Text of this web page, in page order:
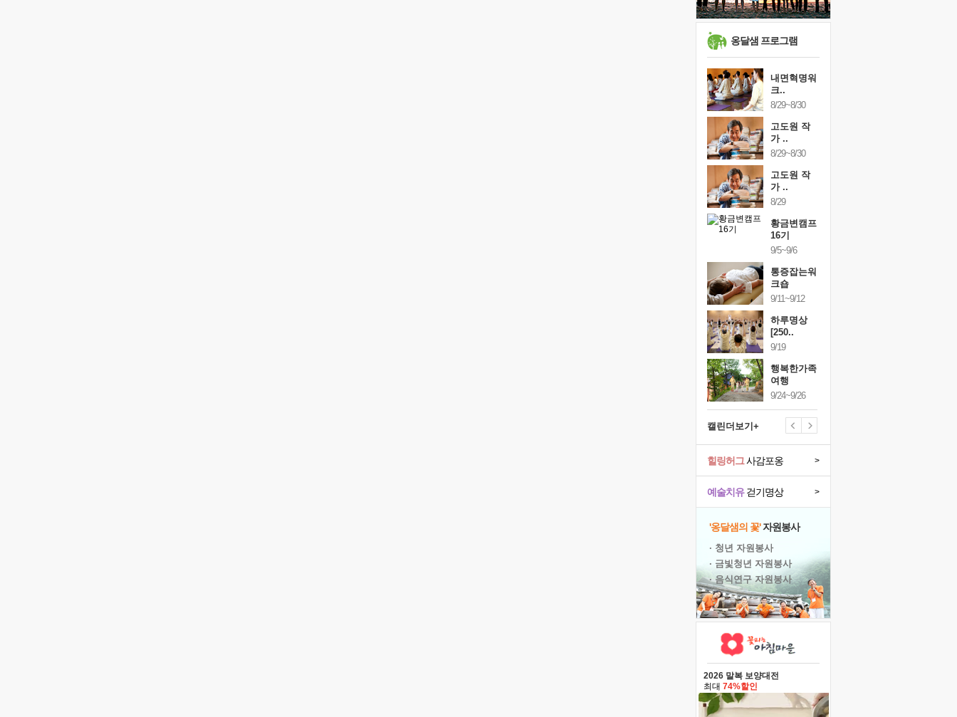
못된 꼰대들
너무 황홀한 꽃들이여!
희망이란
'모른다'는 것
옹달샘 프로그램
내면혁명워
크..
8/29~8/30
고도원 작
가 ..
8/29~8/30
고도원 작
가 ..
8/29
황금변캠프
16기
9/5~9/6
통증잡는워
크숍
9/11~9/12
하루명상
[250..
9/19
행복한가족
여행
9/24~9/26
캘린더보기+
예술치유걷기명상 >
힐링허그사감포옹 >
'옹달샘의 꽃'자원봉사
· 청년 자원봉사
· 금빛청년 자원봉사
· 음식연구 자원봉사
2026 말복 보양대전
최대 74%할인